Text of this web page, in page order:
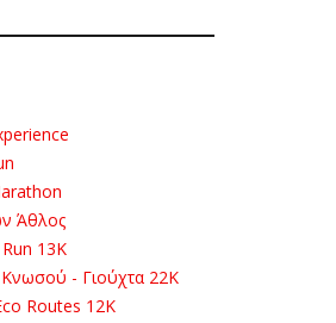
Άθλος
13K
- Γιούχτα 22Κ
Routes 12K